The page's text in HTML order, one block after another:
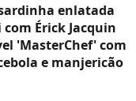
enlatada
Érick Jacquin
'MasterChef' com
e manjericão